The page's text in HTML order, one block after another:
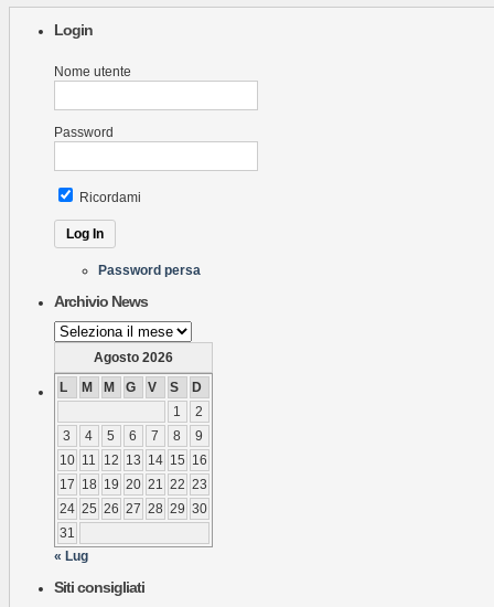
Login
Nome utente
Password
Ricordami
Password persa
Archivio News
Archivio
News
Agosto 2026
L
M M G V S
D
1
2
3
4 5 6 7 8
9
10 11 12 13 14 15 16
17 18 19 20 21 22 23
24 25 26 27 28 29 30
31
« Lug
Siti consigliati